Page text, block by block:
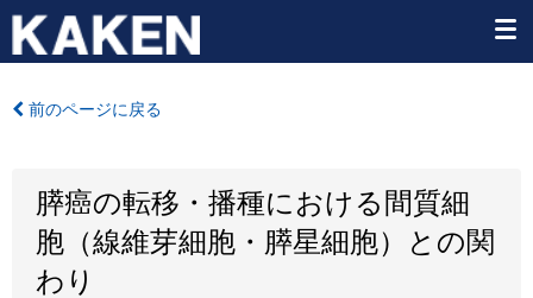
前のページに戻る
膵癌の転移・播種における間質細
胞（線維芽細胞・膵星細胞）との関
わり